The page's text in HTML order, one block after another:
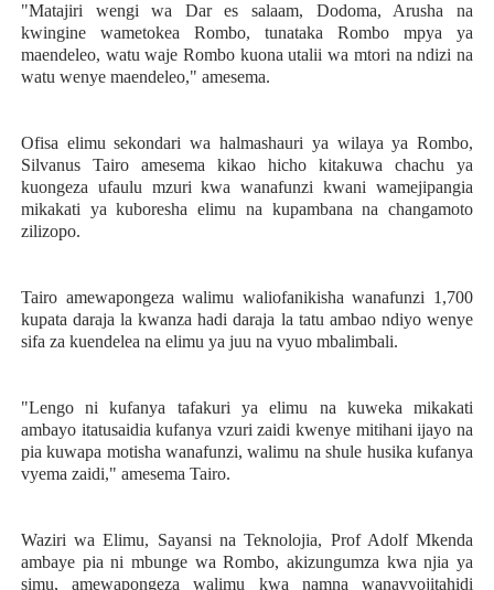
"Matajiri wengi wa Dar es salaam, Dodoma, Arusha na
kwingine wametokea Rombo, tunataka Rombo mpya ya
maendeleo, watu waje Rombo kuona utalii wa mtori na ndizi na
watu wenye maendeleo," amesema.
Ofisa elimu sekondari wa halmashauri ya wilaya ya Rombo,
Silvanus Tairo amesema kikao hicho kitakuwa chachu ya
kuongeza ufaulu mzuri kwa wanafunzi kwani wamejipangia
mikakati ya kuboresha elimu na kupambana na changamoto
zilizopo.
Tairo amewapongeza walimu waliofanikisha wanafunzi 1,700
kupata daraja la kwanza hadi daraja la tatu ambao ndiyo wenye
sifa za kuendelea na elimu ya juu na vyuo mbalimbali.
"Lengo ni kufanya tafakuri ya elimu na kuweka mikakati
ambayo itatusaidia kufanya vzuri zaidi kwenye mitihani ijayo na
pia kuwapa motisha wanafunzi, walimu na shule husika kufanya
vyema zaidi," amesema Tairo.
Waziri wa Elimu, Sayansi na Teknolojia, Prof Adolf Mkenda
ambaye pia ni mbunge wa Rombo, akizungumza kwa njia ya
simu, amewapongeza walimu kwa namna wanavyojitahidi